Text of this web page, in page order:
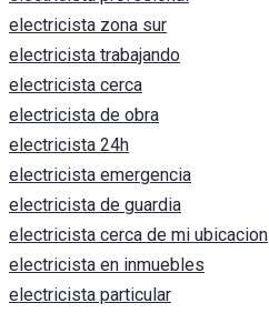
electricista zona sur
electricista trabajando
electricista cerca
electricista de obra
electricista 24h
electricista emergencia
electricista de guardia
electricista cerca de mi ubicacion
electricista en inmuebles
electricista particular